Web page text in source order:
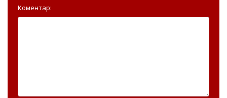
Коментар: